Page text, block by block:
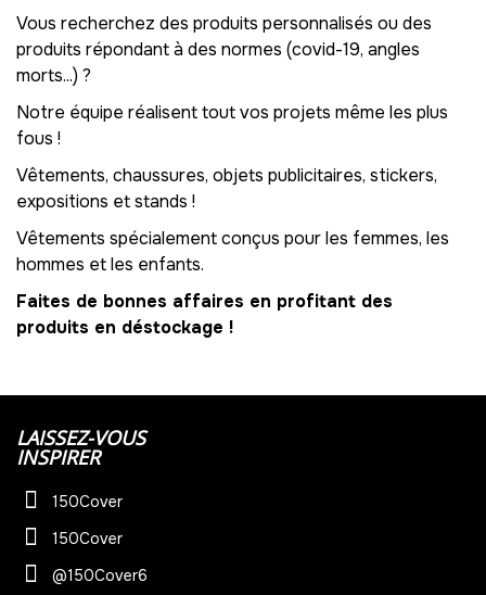
Vous recherchez des produits personnalisés ou des
produits répondant à des normes (covid-19, angles
morts...) ?
Notre équipe réalisent tout vos projets même les plus
fous !
Vêtements, chaussures, objets publicitaires, stickers,
expositions et stands !
Vêtements spécialement conçus pour les femmes, les
hommes et les enfants.
Faites de bonnes affaires en profitant des
produits en déstockage !
LAISSEZ-VOUS
INSPIRER
150Cover
150Cover
@150Cover6